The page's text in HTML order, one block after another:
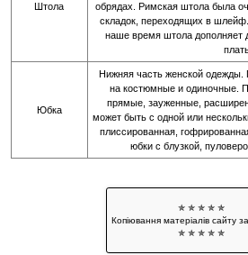
Штола
обрядах. Римская штола была
складок, переходящих в
наше время штола дополняет
Юбка
Нижняя часть женской
на костюмные и одиночные.
прямые, зауженные,
может быть с одной или
плиссированная,
юбки с блузкой,
✯ ✯ ✯ ✯ ✯
Копіювання матеріалів сайту
✯ ✯ ✯ ✯ ✯